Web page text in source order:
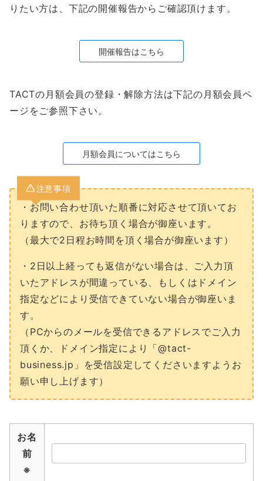
りたい方は、下記の開催報告からご確認頂けます。
開催報告はこちら
TACTの月額会員の登録・解除方法は下記の月額会員ペ
ージをご参照下さい。
月額会員についてはこちら
注意事項
・お問い合わせ頂いた順番に対応させて頂いてお
りますので、お待ち頂く場合が御座います。
（最大で2日程お時間を頂く場合が御座います）
・2日以上経っても返信がない場合は、ご入力頂
いたアドレスが間違っている、もしくはドメイン
指定などにより受信できていない場合が御座いま
す。
（PCからのメールを受信できるアドレスでご入力
頂くか、ドメイン指定により「@tact-
business.jp」を受信設定してくださいますようお
願い申し上げます）
お名
前
※